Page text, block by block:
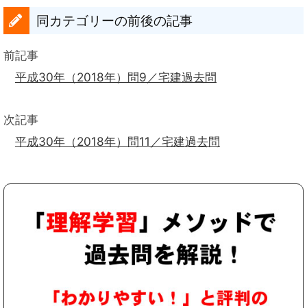
同カテゴリーの前後の記事
前記事
平成30年（2018年）問9／宅建過去問
次記事
平成30年（2018年）問11／宅建過去問